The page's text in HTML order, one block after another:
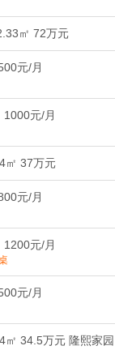
㎡ 72万元
元/月
元/月
㎡ 37万元
元/月
元/月
元/月
㎡ 34.5万元 隆熙家园